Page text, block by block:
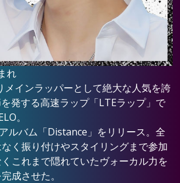
れ
メインラッパーとして絶大な人気を誇
発する高速ラップ「LTEラップ」で
。
ルバム「Distance」をリリース。全
く振り付けやスタイリングまで参加
これまで隠れていたヴォーカル力を
成させた。